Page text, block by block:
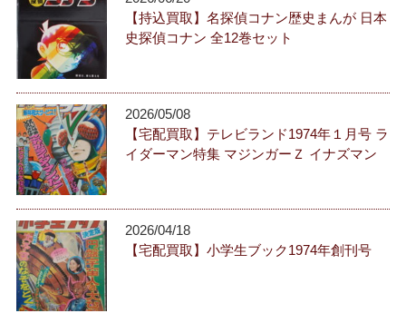
【持込買取】名探偵コナン歴史まんが 日本
史探偵コナン 全12巻セット
2026/05/08
【宅配買取】テレビランド1974年１月号 ラ
イダーマン特集 マジンガーＺ イナズマン
2026/04/18
【宅配買取】小学生ブック1974年創刊号